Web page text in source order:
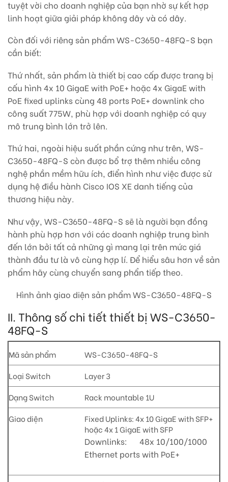
tuyệt vời cho doanh nghiệp của bạn nhờ sự kết hợp
linh hoạt giữa giải pháp không dây và có dây.
Còn đối với riêng sản phẩm WS-C3650-48FQ-S bạn
cần biết:
Thứ nhất, sản phẩm là thiết bị cao cấp được trang bị
cấu hình 4x 10 GigaE with PoE+ hoặc 4x GigaE with
PoE fixed uplinks cùng 48 ports PoE+ downlink cho
công suất 775W, phù hợp với doanh nghiệp có quy
mô trung bình lớn trở lên.
Thứ hai, ngoài hiệu suất phần cứng như trên, WS-
C3650-48FQ-S còn được bổ trợ thêm nhiều công
nghệ phần mềm hữu ích, điển hình như việc được sử
dụng hệ điều hành Cisco IOS XE danh tiếng của
thương hiệu này.
Như vậy, WS-C3650-48FQ-S sẽ là người bạn đồng
hành phù hợp hơn với các doanh nghiệp trung bình
đến lớn bởi tất cả những gì mang lại trên mức giá
thành đầu tư là vô cùng hợp lí. Để hiểu sâu hơn về sản
phẩm hãy cùng chuyển sang phẩn tiếp theo.
Hình ảnh giao diện sản phẩm WS-C3650-48FQ-S
II. Thông số chi tiết thiết bị WS-C3650-
48FQ-S
Mã sản phẩm
WS-C3650-48FQ-S
Loại Switch
Layer 3
Dạng Switch
Rack mountable 1U
Giao diện
Fixed Uplinks: 4x 10 GigaE with SFP+
hoặc 4x 1 GigaE with SFP
Downlinks: 48x 10/100/1000
Ethernet ports with PoE+